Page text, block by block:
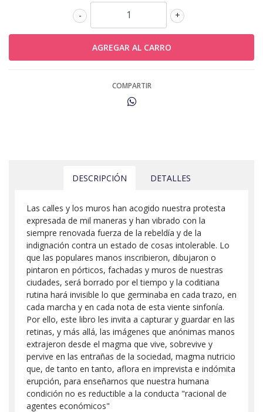
+
-
COMPARTIR
DESCRIPCIÓN DETALLES
Las calles y los muros han acogido nuestra protesta
expresada de mil maneras y han vibrado con la
siempre renovada fuerza de la rebeldía y de la
indignación contra un estado de cosas intolerable. Lo
que las populares manos inscribieron, dibujaron o
pintaron en pórticos, fachadas y muros de nuestras
ciudades, será borrado por el tiempo y la coditiana
rutina hará invisible lo que germinaba en cada trazo, en
cada marcha y en cada nota de esta viente sinfonía.
Por ello, este libro les invita a capturar y guardar en las
retinas, y más allá, las imágenes que anónimas manos
extrajeron desde el magma que vive, sobrevive y
pervive en las entrañas de la sociedad, magma nutricio
que, de tanto en tanto, aflora en imprevista e indómita
erupción, para enseñarnos que nuestra humana
condición no es reductible a la conducta "racional de
agentes económicos"